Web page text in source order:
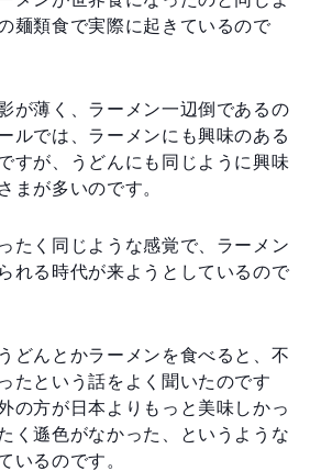
麺類食で実際に起きているので
が薄く、ラーメン一辺倒であるの
ルでは、ラーメンにも興味のある
すが、うどんにも同じように興味
まが多いのです。
たく同じような感覚で、ラーメン
れる時代が来ようとしているので
どんとかラーメンを食べると、不
たという話をよく聞いたのです
の方が日本よりもっと美味しかっ
く遜色がなかった、というような
いるのです。